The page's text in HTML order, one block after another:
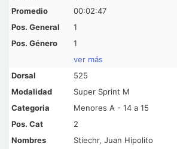
00:02:47
1
1
ver más
525
Super Sprint M
Menores A - 14 a 15
2
Stiechr, Juan Hipolito